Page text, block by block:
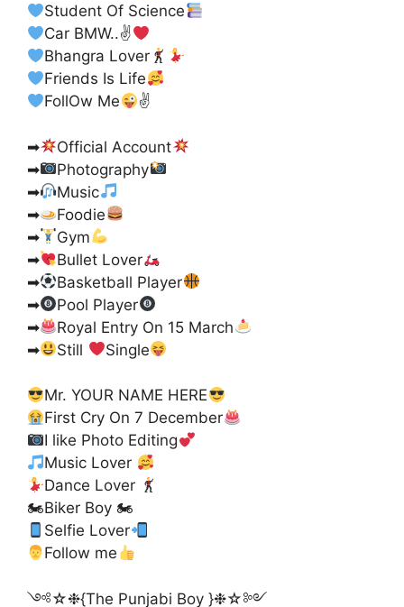
Student Of Science
Car BMW..✌
Bhangra Lover
Friends Is Life
FollOw Me
✌
➡
Official Account
➡
Photography
➡
Music
➡
Foodie
➡
Gym
➡
Bullet Lover
➡
Basketball Player
➡
Pool Player
➡
Royal Entry On 15 March
➡
Still Single
Mr. YOUR NAME HERE
First Cry On 7 December
I like Photo Editing
Music Lover
Dance Lover
🏍Biker Boy 🏍
Selfie Lover
Follow me
༺☆❉{The Punjabi Boy }❉☆༻